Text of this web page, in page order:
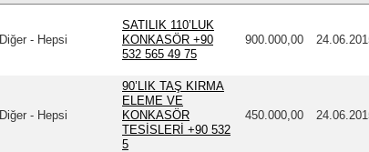
Diğer - Hepsi
SATILIK 110’LUK
KONKASÖR +90
532 565 49 75
900.000,00
Diğer - Hepsi
90’LIK TAŞ KIRMA
ELEME VE
KONKASÖR
TESİSLERİ +90 532
5
450.000,00